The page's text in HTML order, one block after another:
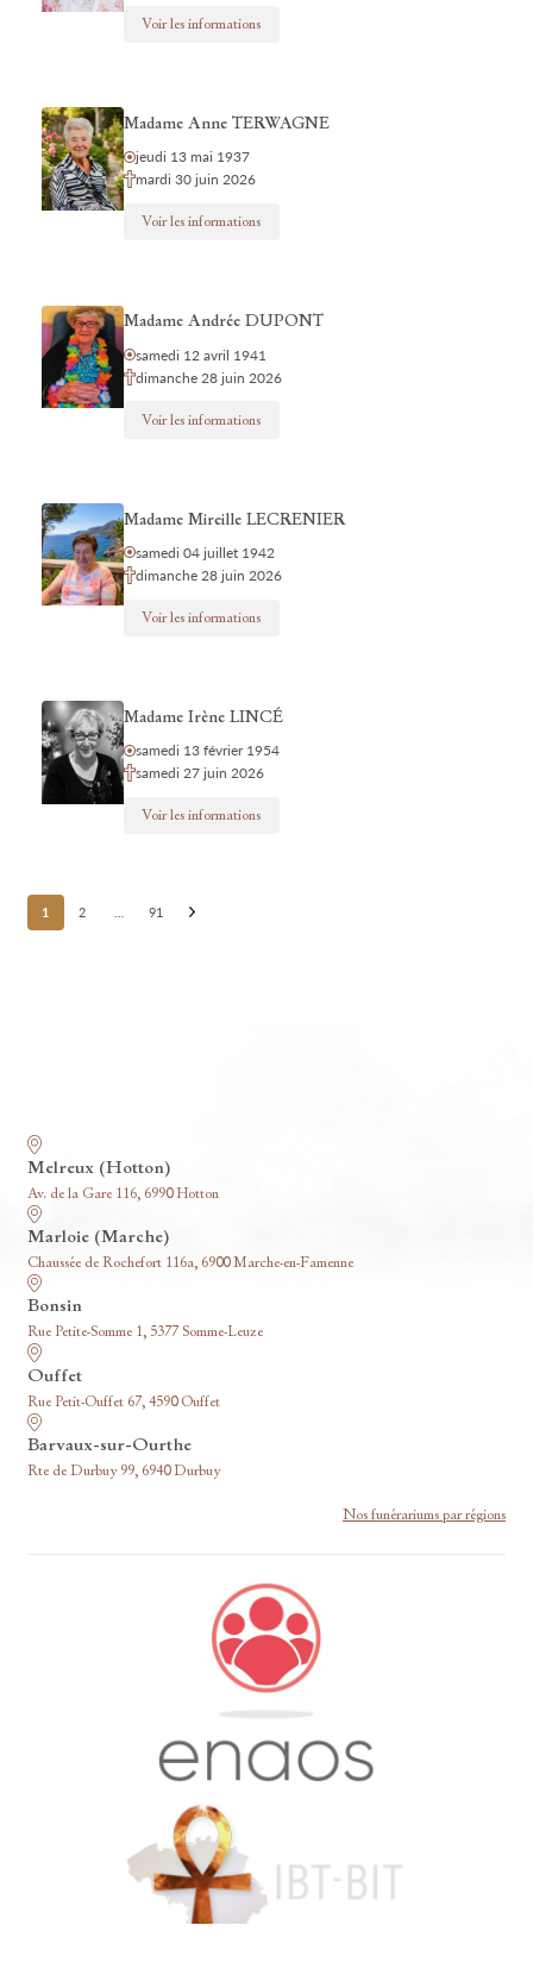
Voir les informations
Madame Anne TERWAGNE
jeudi 13 mai 1937
mardi 30 juin 2026
Voir les informations
Madame Andrée DUPONT
samedi 12 avril 1941
dimanche 28 juin 2026
Voir les informations
Madame Mireille LECRENIER
samedi 04 juillet 1942
dimanche 28 juin 2026
Voir les informations
Madame Irène LINCÉ
samedi 13 février 1954
samedi 27 juin 2026
Voir les informations
Posts
pagination
1 2 91
Melreux (Hotton)
Av. de la Gare 116, 6990 Hotton
Marloie (Marche)
Chaussée de Rochefort 116a, 6900 Marche-en-Famenne
Bonsin
Rue Petite-Somme 1, 5377 Somme-Leuze
Ouffet
Rue Petit-Ouffet 67, 4590 Ouffet
Barvaux-sur-Ourthe
Rte de Durbuy 99, 6940 Durbuy
Nos funérariums par régions